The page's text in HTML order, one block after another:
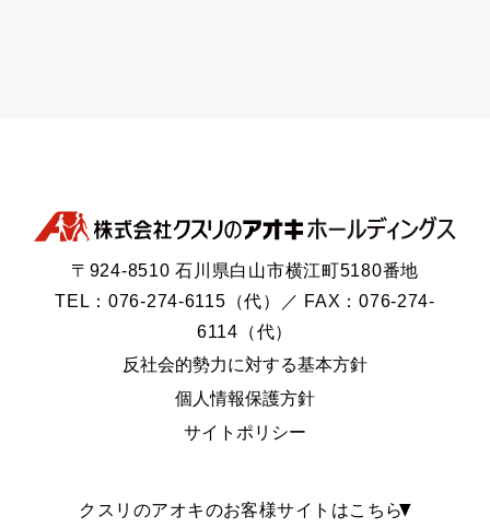
〒924-8510 石川県白山市横江町5180番地
TEL：076-274-6115（代）／ FAX：076-274-
6114（代）
反社会的勢力に対する基本方針
個人情報保護方針
サイトポリシー
クスリのアオキのお客様サイトはこちら